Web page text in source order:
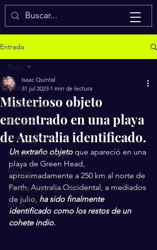
Isaac Quintal
Entrada
Todo
Espectáculos
El mundo
Entretenimiento
Ciencia y tecnología
México
Marketing y negocios
Salud
Todo
Misterioso objeto
encontrado en una playa
de Australia identificado.
Isaac Quintal
31 jul 2023 1 min de lectura
Un extraño objeto que apareció en una
playa de Green Head,
aproximadamente a 250 km al norte de
Perth, Australia Occidental, a mediados
de julio, ha sido finalmente
identificado como los restos de un
cohete indio.